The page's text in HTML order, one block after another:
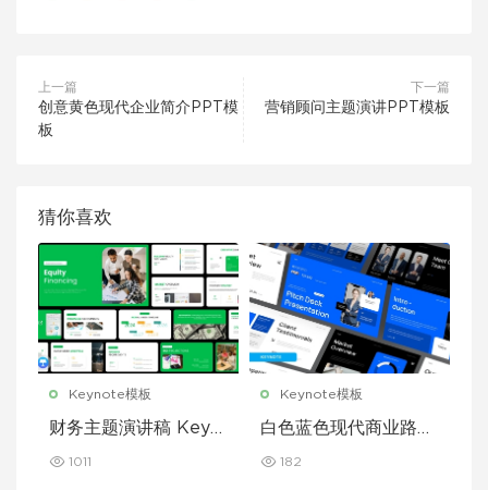
上一篇
创意黄色现代企业简介PPT模
板
下一篇
营销顾问主题演讲PPT模板
猜你喜欢
Keynote模板
财务主题演讲稿 Keyn
1011
Keynote模板
白色蓝色现代商业路演
板
182